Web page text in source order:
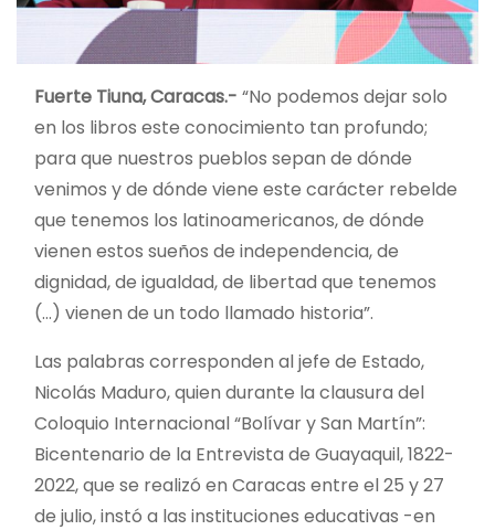
Fuerte Tiuna, Caracas.- “No podemos dejar solo
en los libros este conocimiento tan profundo;
para que nuestros pueblos sepan de dónde
venimos y de dónde viene este carácter rebelde
que tenemos los latinoamericanos, de dónde
vienen estos sueños de independencia, de
dignidad, de igualdad, de libertad que tenemos
(…) vienen de un todo llamado historia”.
Las palabras corresponden al jefe de Estado,
Nicolás Maduro, quien durante la clausura del
Coloquio Internacional “Bolívar y San Martín”:
Bicentenario de la Entrevista de Guayaquil, 1822-
2022, que se realizó en Caracas entre el 25 y 27
de julio, instó a las instituciones educativas -en